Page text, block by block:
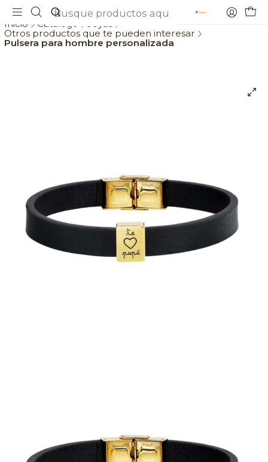
Inicio Catálogo
Otros productos que te pueden interesar
Pulsera para hombre personalizada